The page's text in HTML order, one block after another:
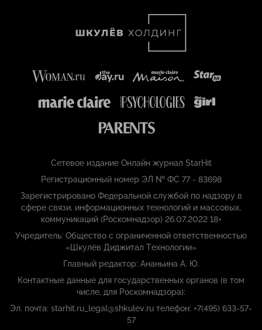
Сетевое издание Онлайн журнал StarHit
Регистрационный номер ЭЛ № ФС 77 - 83698
Зарегистрировано Федеральной службой по надзору в
сфере связи, информационных технологий и массовых,
коммуникаций (Роскомнадзор) 26.07.2022 18+
Учредитель: Общество с ограниченной ответственностью
«Шкулёв Диджитал Технологии»
Главный редактор: Ананьина А. Ю.
Контактные данные для государственных органов (в том
числе, для Роскомнадзора):
Эл. почта: starhit.ru_legal@shkulev.ru телефон: +7(495) 633-57-
57